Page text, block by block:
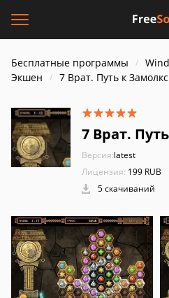
Бесплатные программы
Экшен
7 Врат. Путь к
7 Врат.
Версия:latest
Лицензия: 199 RUB
5 скачиваний